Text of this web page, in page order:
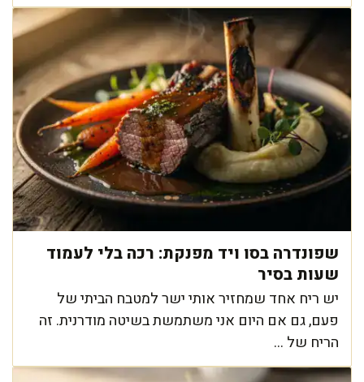
שפונדרה בסו ויד מפנקת: רכה בלי לעמוד
שעות בסיר
יש ריח אחד שמחזיר אותי ישר למטבח הביתי של
פעם, גם אם היום אני משתמשת בשיטה מודרנית. זה
הריח של ...